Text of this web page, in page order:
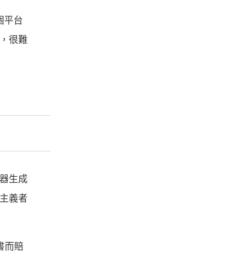
平台
很難
生成
義者
而賠